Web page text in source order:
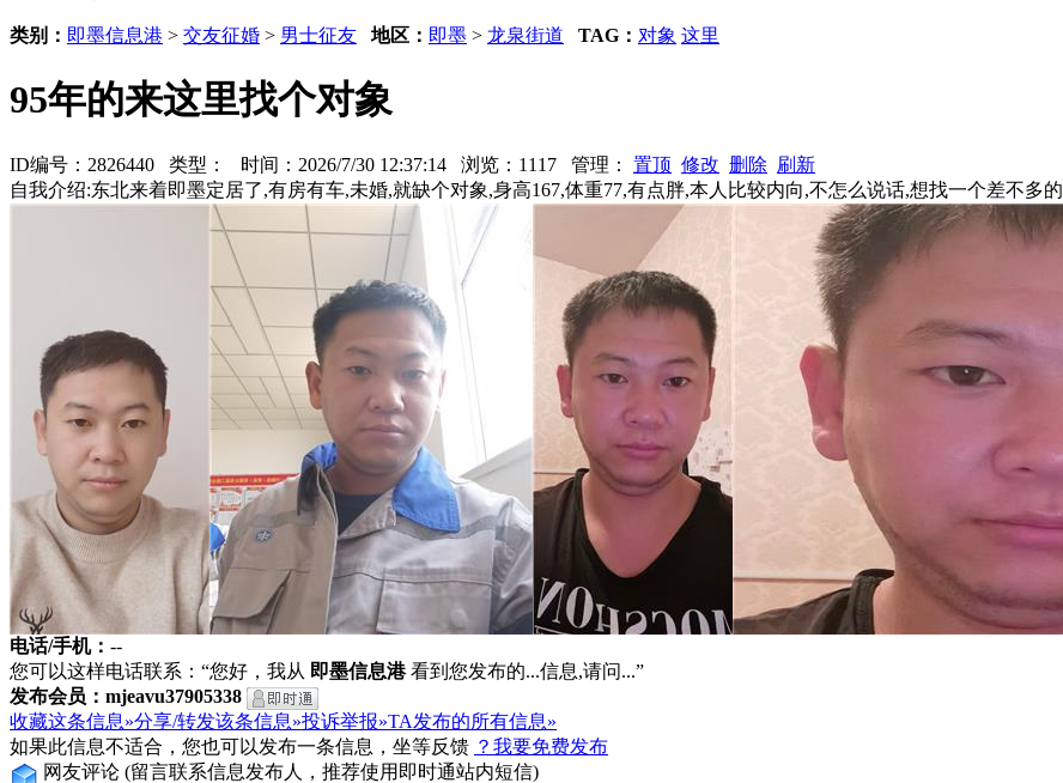
类别： 即墨信息港 > 交友征婚 > 男士征友 地区： 即墨 > 龙泉街道 TAG： 对象 这里
95年的来这里找个对象
ID编号：2826440 类型： 时间：2026/7/30 12:37:14 浏览：1117 管理： 置顶 修改 删除 刷新
自我介绍:东北来着即墨定居了,有房有车,未婚,就缺个对象,身高167,体重77,有点胖,本人比较内向,不怎么说话,想找一个差不多的
电话/手机： --
您可以这样电话联系：“您好，我从 即墨信息港看到您发布的...信息,请问...”
发布会员：mjeavu37905338
收藏这条信息»分享/转发该条信息»投诉举报»TA发布的所有信息»
如果此信息不适合，您也可以发布一条信息，坐等反馈 ？我要免费发布
网友评论 (留言联系信息发布人，推荐使用即时通站内短信)